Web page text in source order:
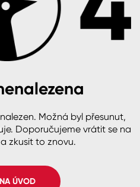
800 145 555Po – Pá: 8:00–15:00
Polsko Worldwide
podklady
Možná byl přesunut,
Doporučujeme vrátit se na
zkusit to znovu.
ÚVOD